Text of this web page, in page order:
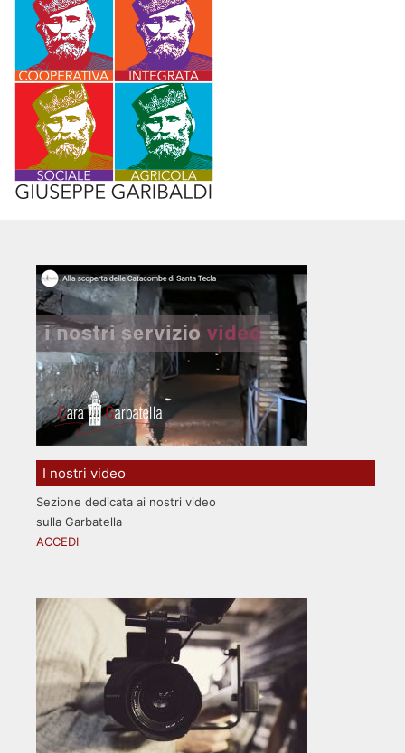
I nostri video
Sezione dedicata ai nostri video
sulla Garbatella
ACCEDI